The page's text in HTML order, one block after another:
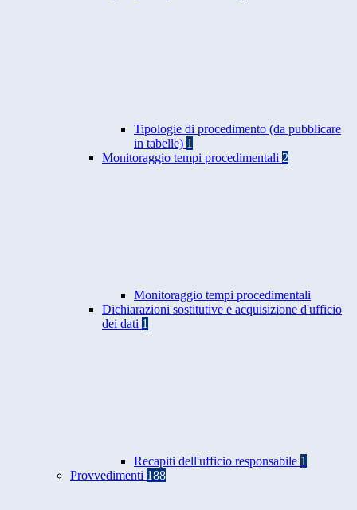
Tipologie di procedimento (da pubblicare
in tabelle) 1
Monitoraggio tempi procedimentali 2
Monitoraggio tempi procedimentali
Dichiarazioni sostitutive e acquisizione d'ufficio
dei dati 1
Recapiti dell'ufficio responsabile 1
Provvedimenti 188